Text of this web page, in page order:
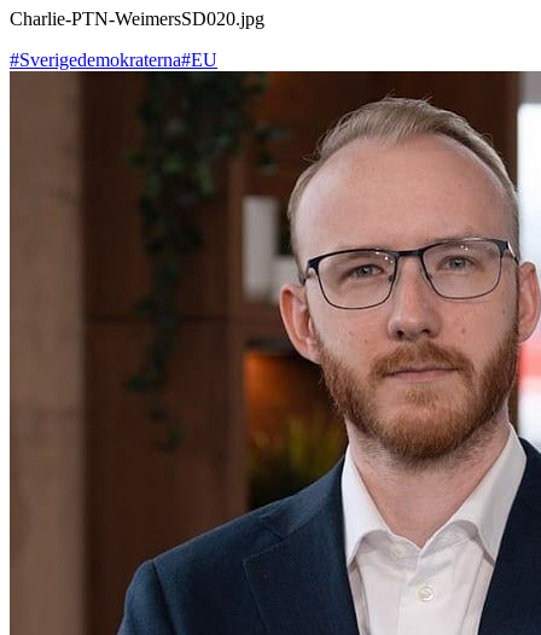
Charlie-PTN-WeimersSD020.jpg
#Sverigedemokraterna#EU